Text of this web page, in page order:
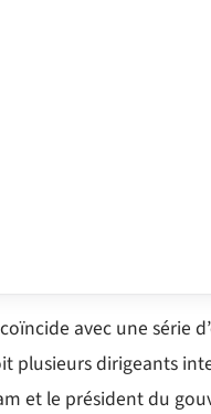
avec une série
plusieurs dirigeants
et le président du